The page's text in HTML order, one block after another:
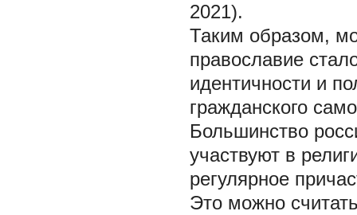
2021).
Таким образом,
православие
идентичности и
гражданского
Большинство
участвуют в
регулярное
Это можно